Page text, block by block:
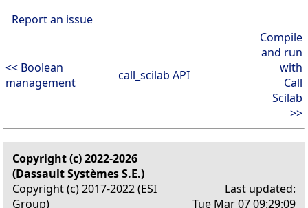
Report an issue
<< Boolean
management
call_scilab API
Compile
and run
with
Call
Scilab
>>
Copyright (c) 2022-2026
(Dassault Systèmes S.E.)
Copyright (c) 2017-2022 (ESI
Group)
Last updated:
Tue Mar 07 09:29:09